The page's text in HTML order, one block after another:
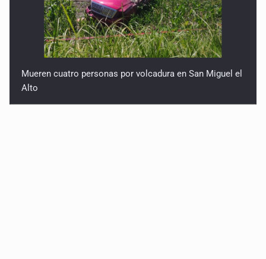
Mueren cuatro personas por volcadura en San Miguel el
Alto